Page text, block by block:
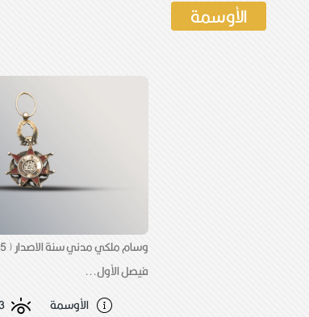
الأوسمة
فيصل الأول...
الأوسمة